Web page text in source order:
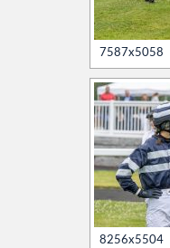
7587x5058
8256x5504